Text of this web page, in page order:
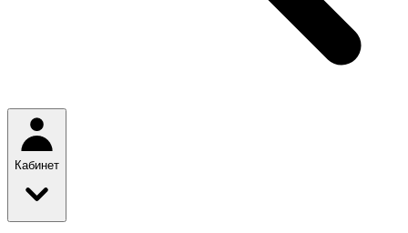
Кабинет